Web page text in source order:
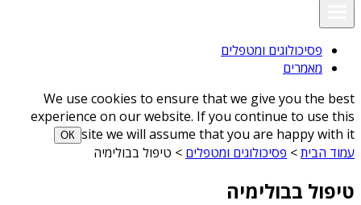
פסיכולוגים ומטפלים
מאמרים
We use cookies to ensure that we give you the best
experience on our website. If you continue to use this
site we will assume that you are happy with it
ОК
עמוד הבית> פסיכולוגים ומטפלים > טיפול בבולימיה
טיפול בבולימיה